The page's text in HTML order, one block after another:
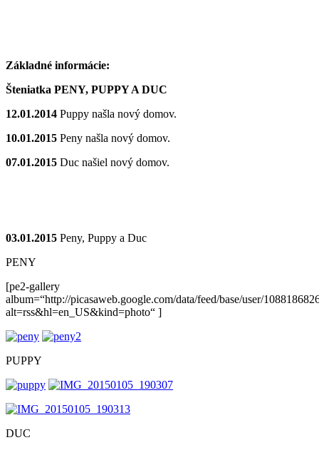
Základné informácie:
Šteniatka PENY, PUPPY A DUC
12.01.2014 Puppy našla nový domov.
10.01.2015 Peny našla nový domov.
07.01.2015 Duc našiel nový domov.
03.01.2015 Peny, Puppy a Duc
PENY
[pe2-gallery
album=“http://picasaweb.google.com/data/feed/base/user/
alt=rss&hl=en_US&kind=photo“ ]
PUPPY
DUC